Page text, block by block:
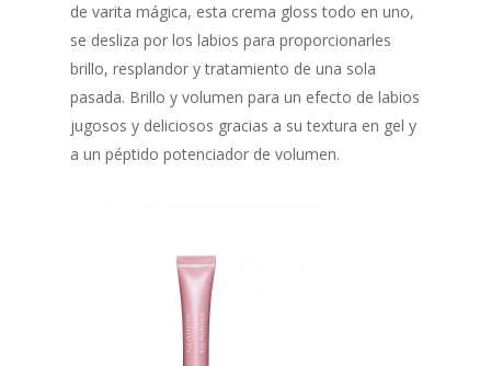
de varita mágica, esta crema gloss todo en uno,
se desliza por los labios para proporcionarles
brillo, resplandor y tratamiento de una sola
pasada. Brillo y volumen para un efecto de labios
jugosos y deliciosos gracias a su textura en gel y
a un péptido potenciador de volumen.